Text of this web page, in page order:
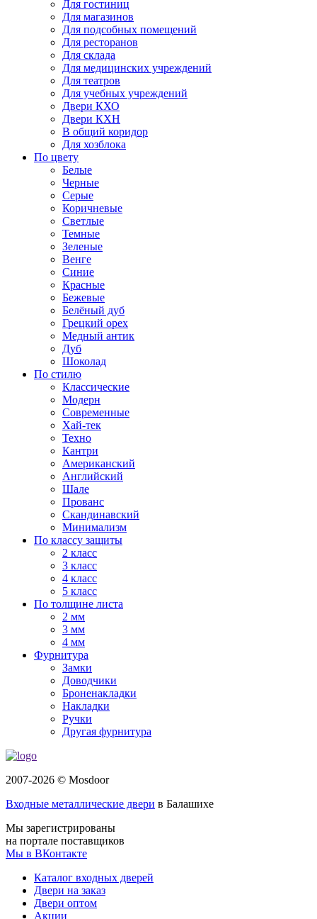
Для гостиниц
Для магазинов
Для подсобных помещений
Для ресторанов
Для склада
Для медицинских учреждений
Для театров
Для учебных учреждений
Двери КХО
Двери КХН
В общий коридор
Для хозблока
По цвету
Белые
Черные
Серые
Коричневые
Светлые
Темные
Зеленые
Венге
Синие
Красные
Бежевые
Белёный дуб
Грецкий орех
Медный антик
Дуб
Шоколад
По стилю
Классические
Модерн
Современные
Хай-тек
Техно
Кантри
Американский
Английский
Шале
Прованс
Скандинавский
Минимализм
По классу защиты
2 класс
3 класс
4 класс
5 класс
По толщине листа
2 мм
3 мм
4 мм
Фурнитура
Замки
Доводчики
Броненакладки
Накладки
Ручки
Другая фурнитура
2007-2026 © Mosdoor
Входные металлические двери в Балашихе
Мы зарегистрированы
на портале поставщиков
Мы в ВКонтакте
Каталог входных дверей
Двери на заказ
Двери оптом
Акции